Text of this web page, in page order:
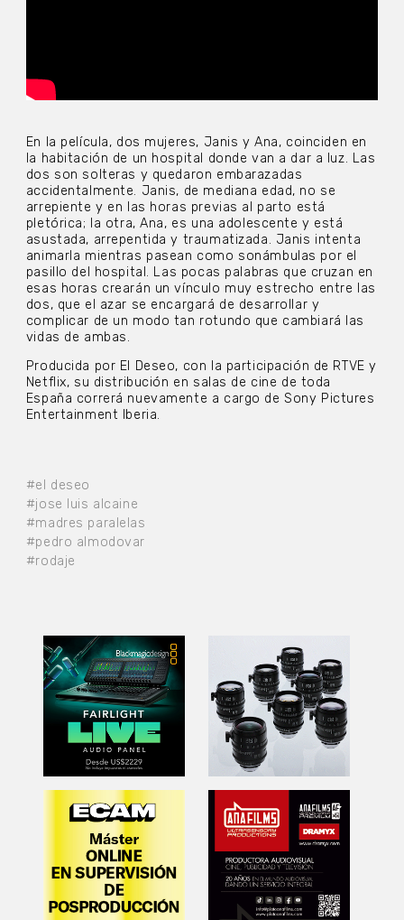
#el deseo
#jose luis alcaine
#madres paralelas
#pedro almodovar
#rodaje
En la película, dos mujeres, Janis y Ana, coinciden en
la habitación de un hospital donde van a dar a luz. Las
dos son solteras y quedaron embarazadas
accidentalmente. Janis, de mediana edad, no se
arrepiente y en las horas previas al parto está
pletórica; la otra, Ana, es una adolescente y está
asustada, arrepentida y traumatizada. Janis intenta
animarla mientras pasean como sonámbulas por el
pasillo del hospital. Las pocas palabras que cruzan en
esas horas crearán un vínculo muy estrecho entre las
dos, que el azar se encargará de desarrollar y
complicar de un modo tan rotundo que cambiará las
vidas de ambas.
Producida por El Deseo, con la participación de RTVE y
Netflix, su distribución en salas de cine de toda
España correrá nuevamente a cargo de Sony Pictures
Entertainment Iberia.